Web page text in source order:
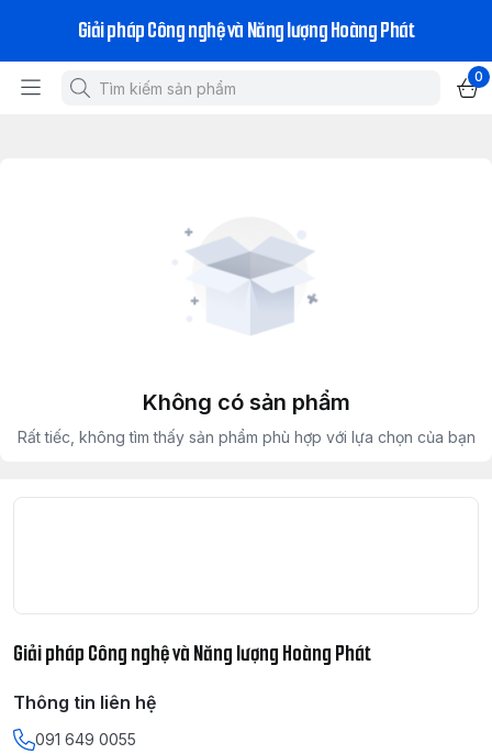
Giải pháp Công nghệ và Năng lượng Hoàng Phát
0
Không có sản phẩm
Rất tiếc, không tìm thấy sản phẩm phù hợp với lựa chọn của bạn
Giải pháp Công nghệ và Năng lượng Hoàng Phát
Thông tin liên hệ
091 649 0055